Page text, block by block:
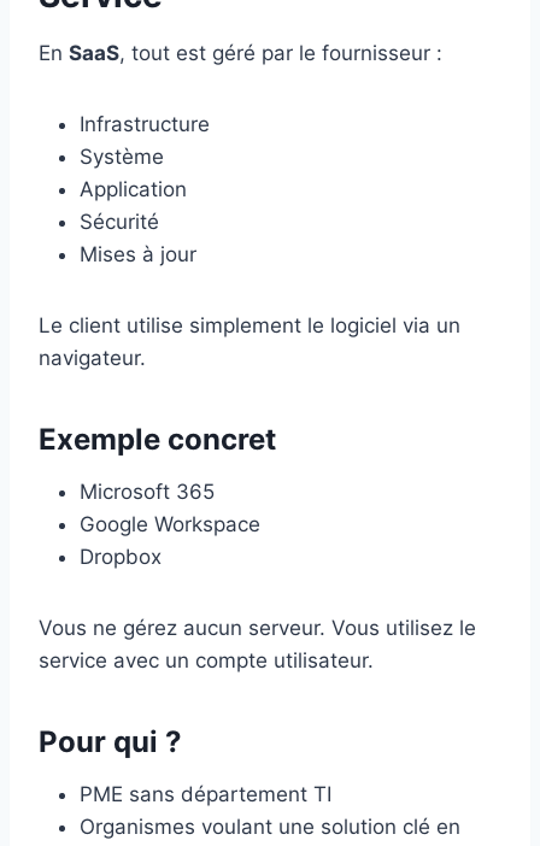
En SaaS, tout est géré par le fournisseur :
Infrastructure
Système
Application
Sécurité
Mises à jour
Le client utilise simplement le logiciel via un
navigateur.
Exemple concret
Microsoft 365
Google Workspace
Dropbox
Vous ne gérez aucun serveur. Vous utilisez le
service avec un compte utilisateur.
Pour qui ?
PME sans département TI
Organismes voulant une solution clé en